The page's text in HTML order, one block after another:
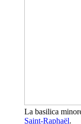
La basilica
Saint-Raphaël.